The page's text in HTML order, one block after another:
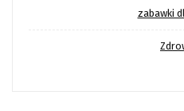
zabawki